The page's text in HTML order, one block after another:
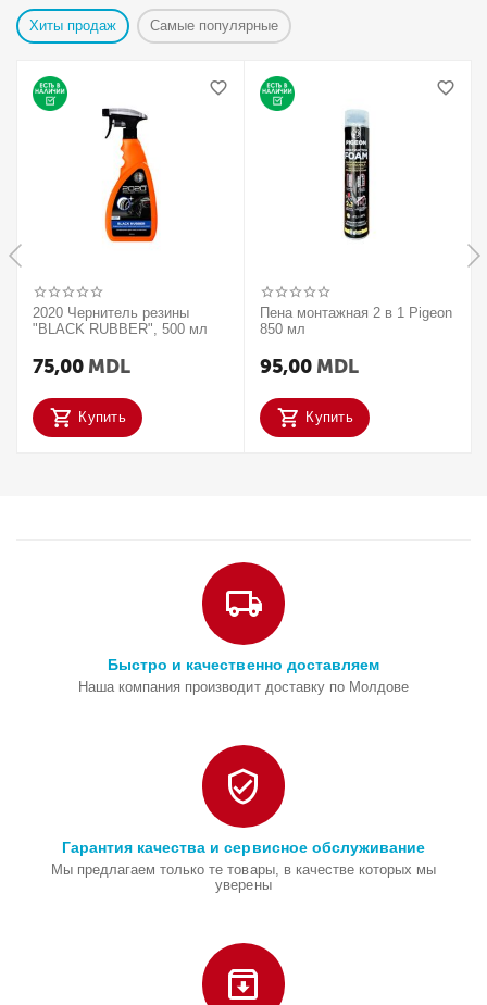
Хиты продаж Самые популярные
2020 Чернитель резины
"BLACK RUBBER", 500 мл
75,00 MDL
Купить
Пена монтажная 2 в 1 Pigeon
850 мл
95,00 MDL
Купить
Быстро и качественно доставляем
Наша компания производит доставку по Молдове
Гарантия качества и сервисное обслуживание
Мы предлагаем только те товары, в качестве которых мы
уверены